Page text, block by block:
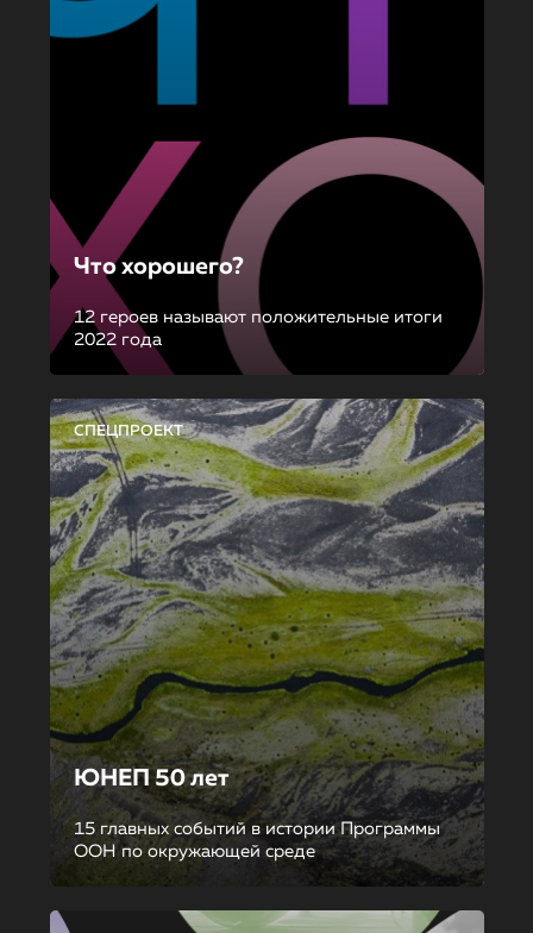
Что хорошего?
12 героев называют положительные итоги
2022 года
СПЕЦПРОЕКТ
ЮНЕП 50 лет
15 главных событий в истории Программы
ООН по окружающей среде